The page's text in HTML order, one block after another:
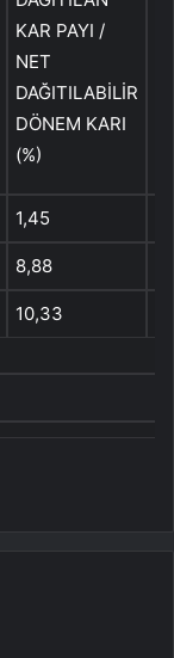
KAR PAYI /
NET
DAĞITILABİLİR
DÖNEM KARI
(%)
1,45
8,88
10,33